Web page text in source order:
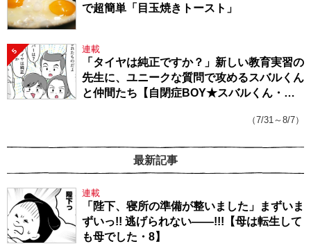
で超簡単「目玉焼きトースト」
5 連載
「タイヤは純正ですか？」新しい教育実習の
先生に、ユニークな質問で攻めるスバルくん
と仲間たち【自閉症BOY★スバルくん・
（7/31～8/7）
最新記事
連載
「陛下、寝所の準備が整いました」まずいま
ずいっ!! 逃げられない――!!!【母は転生して
も母でした・8】